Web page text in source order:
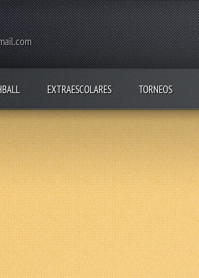
EXTRAESCOLARES TORNEOS